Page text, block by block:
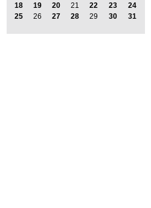
18
19 20 21 22 23
24
25
26 27 28 29 30 31